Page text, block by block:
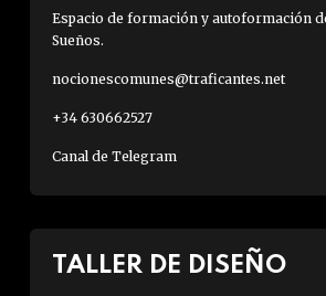
Espacio de formación y autoformación
Sueños.
nocionescomunes@traficantes.net
+34 630662527
Canal de Telegram
TALLER DE DISEÑO